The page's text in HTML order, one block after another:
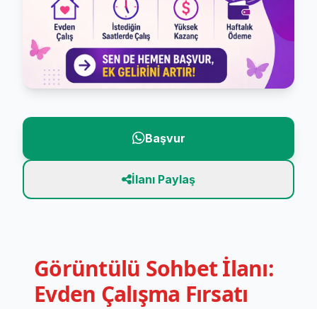
Başvur
İlanı Paylaş
Görüntülü Sohbet İlanı:
Evden Çalışma Fırsatı